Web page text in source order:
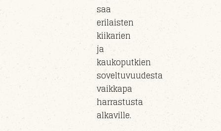
saa
erilaisten
kiikarien
ja
kaukoputkien
soveltuvuudesta
vaikkapa
harrastusta
alkaville.